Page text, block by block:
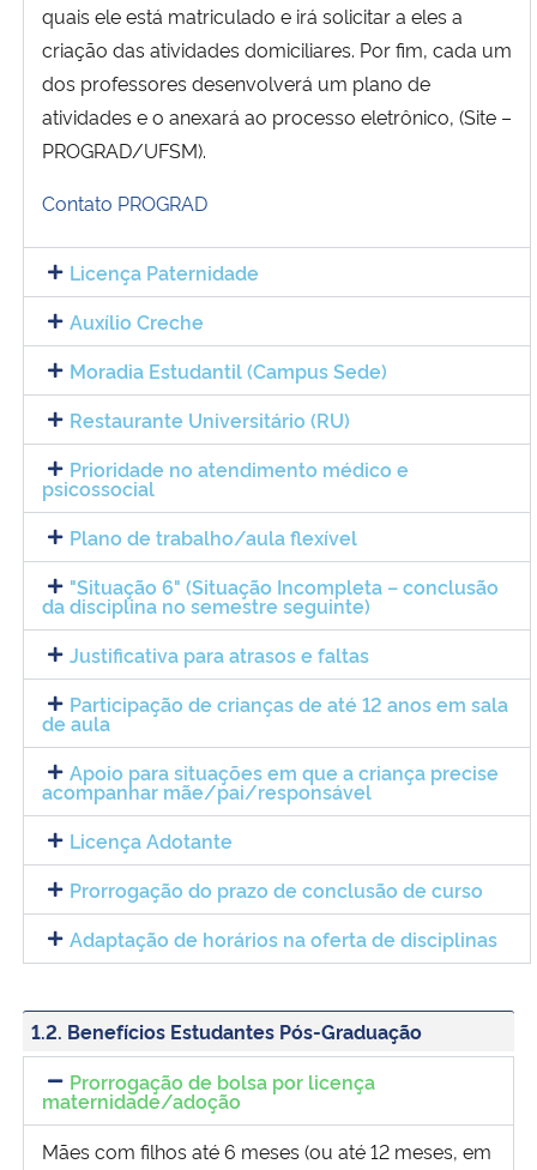
quais ele está matriculado e irá solicitar a eles a
criação das atividades domiciliares. Por fim, cada um
dos professores desenvolverá um plano de
atividades e o anexará ao processo eletrônico, (Site –
PROGRAD/UFSM).
Contato PROGRAD
Licença Paternidade
Auxílio Creche
Moradia Estudantil (Campus Sede)
Restaurante Universitário (RU)
Prioridade no atendimento médico e
psicossocial
Plano de trabalho/aula flexível
"Situação 6" (Situação Incompleta – conclusão
da disciplina no semestre seguinte)
Justificativa para atrasos e faltas
Participação de crianças de até 12 anos em sala
de aula
Apoio para situações em que a criança precise
acompanhar mãe/pai/responsável
Licença Adotante
Prorrogação do prazo de conclusão de curso
Adaptação de horários na oferta de disciplinas
1.2. Benefícios Estudantes Pós-Graduação
Prorrogação de bolsa por licença
maternidade/adoção
Mães com filhos até 6 meses (ou até 12 meses, em